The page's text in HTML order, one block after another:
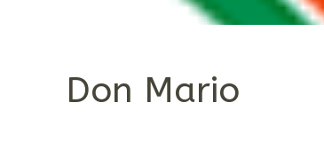
Don Mario